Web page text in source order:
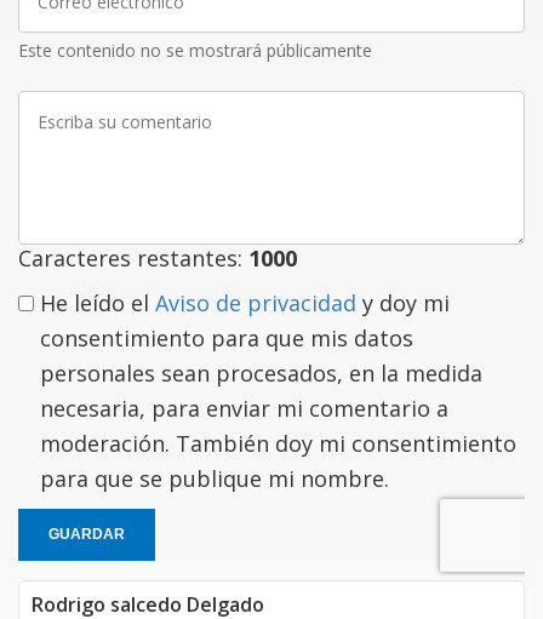
electrónico
Este contenido no se mostrará públicamente
Caracteres restantes: 1000
He leído el Aviso de privacidad y doy mi
consentimiento para que mis datos
personales sean procesados, en la medida
necesaria, para enviar mi comentario a
moderación. También doy mi consentimiento
para que se publique mi nombre.
GUARDAR
Rodrigo salcedo Delgado